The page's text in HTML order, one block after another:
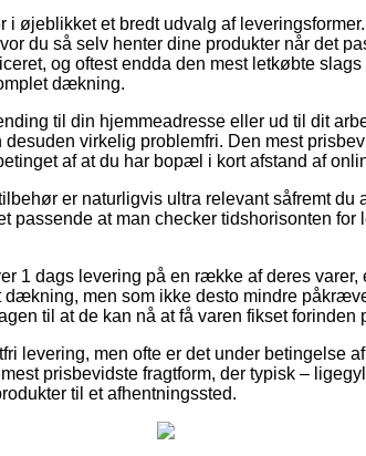
i øjeblikket et bredt udvalg af
du så selv henter dine produkter når det
og oftest endda den mest letkøbte
dækning.
til din hjemmeadresse eller ud til dit
virkelig problemfri. Den mest
af at du har bopæl i kort afstand af
er naturligvis ultra relevant såfremt du
passende at man checker tidshorisonten for
1 dags levering på en række af deres
men som ikke desto mindre
til at de kan nå at få varen fikset forinden
levering, men ofte er det under betingelse
prisbevidste fragtform, der typisk –
til et afhentningssted.